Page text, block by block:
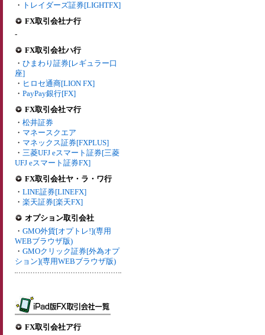
・ トレイダーズ証券[LIGHTFX]
FX取引会社ナ行
-
FX取引会社ハ行
・ ひまわり証券[レギュラー口
座]
・ ヒロセ通商[LION FX]
・ PayPay銀行[FX]
FX取引会社マ行
・ 松井証券
・ マネースクエア
・ マネックス証券[FXPLUS]
・ 三菱UFJ eスマート証券[三菱
UFJ eスマート証券FX]
FX取引会社ヤ・ラ・ワ行
・ LINE証券[LINEFX]
・ 楽天証券[楽天FX]
オプション取引会社
・ GMO外貨[オプトレ!](専用
WEBブラウザ版)
・ GMOクリック証券[外為オプ
ション](専用WEBブラウザ版)
FX取引会社ア行